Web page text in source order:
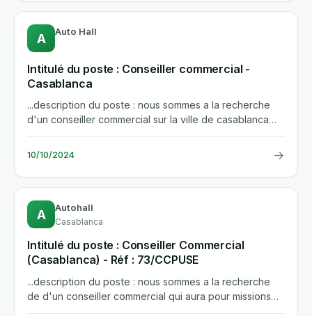
A Auto Hall
Intitulé du poste : Conseiller commercial -
Casablanca
...description du poste : nous sommes a la recherche
d'un conseiller commercial sur la ville de casablanca
qui aura pour...
10/10/2024 →
A Autohall
Casablanca
Intitulé du poste : Conseiller Commercial
(Casablanca) - Réf : 73/CCPUSE
...description du poste : nous sommes a la recherche
de d'un conseiller commercial qui aura pour missions
de : realiser...